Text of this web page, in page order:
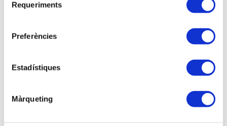
Requeriments
Preferències
Estadístiques
Màrqueting
Si no eres asociado/a continúa el proceso de
¿Quieres asociarte y beneficiarte de unas
mejores tarifas a las inscripciones a las